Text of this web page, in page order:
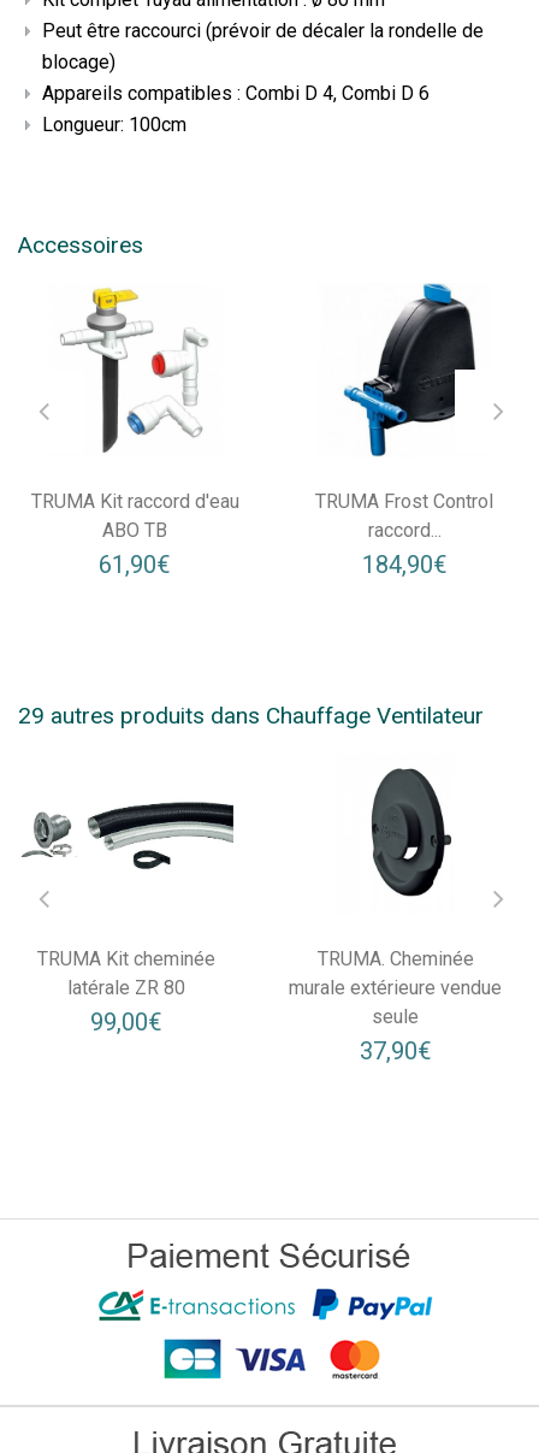
Peut être raccourci (prévoir de décaler la rondelle de
blocage)
Appareils compatibles : Combi D 4, Combi D 6
Longueur: 100cm
Accessoires
TRUMA Kit raccord d'eau
ABO TB
61,90€
TRUMA Frost Control
raccord...
184,90€
29 autres produits dans Chauffage Ventilateur
TRUMA Kit cheminée
latérale ZR 80
99,00€
TRUMA. Cheminée
murale extérieure vendue
seule
37,90€